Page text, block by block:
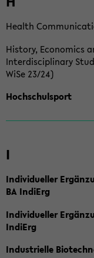
Health
History, Economics
Interdisciplinary
WiSe 23/24)
Hochschulsport
I
Individueller
BA IndiErg
Individueller
IndiErg
Industrielle